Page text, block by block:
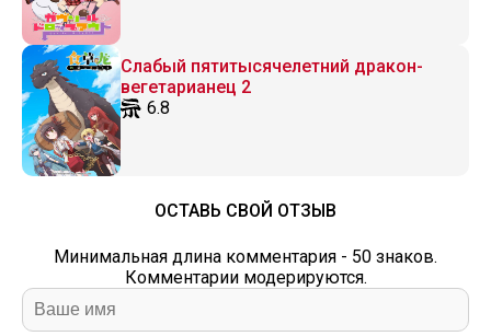
Слабый пятитысячелетний дракон-
вегетарианец 2
6.8
ОСТАВЬ СВОЙ ОТЗЫВ
Минимальная длина комментария - 50 знаков.
Комментарии модерируются.